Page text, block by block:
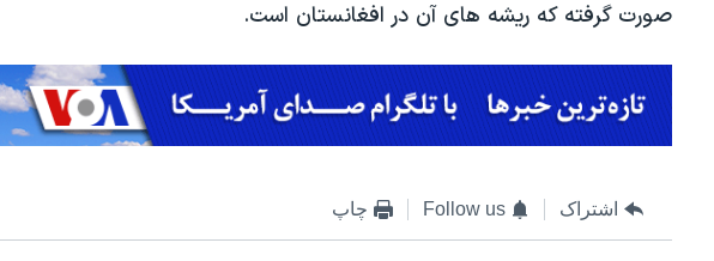
صورت گرفته که ریشه های آن در افغانستان است.
اشتراک Follow us چاپ